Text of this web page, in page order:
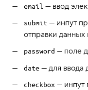
email — ввод
submit — инпут
отправки данных
password — поле
date — для ввода
checkbox — инпут